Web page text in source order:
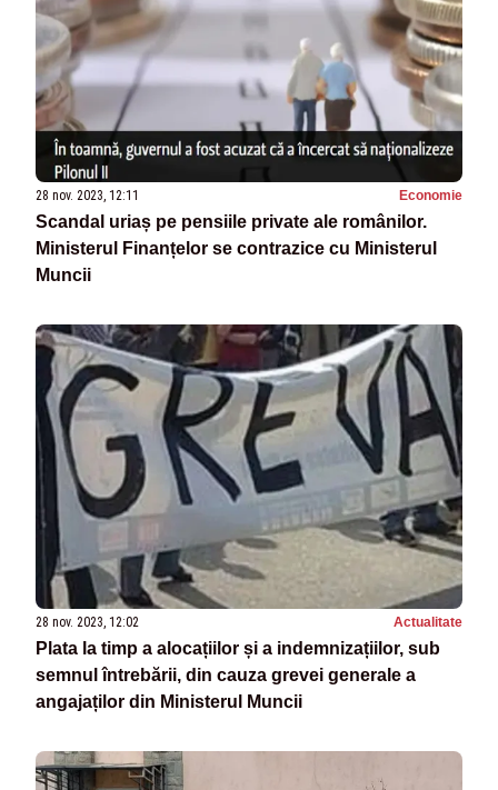
28 nov. 2023, 12:11 Economie
Scandal uriaș pe pensiile private ale românilor.
Ministerul Finanțelor se contrazice cu Ministerul
Muncii
28 nov. 2023, 12:02 Actualitate
Plata la timp a alocațiilor și a indemnizațiilor, sub
semnul întrebării, din cauza grevei generale a
angajaților din Ministerul Muncii